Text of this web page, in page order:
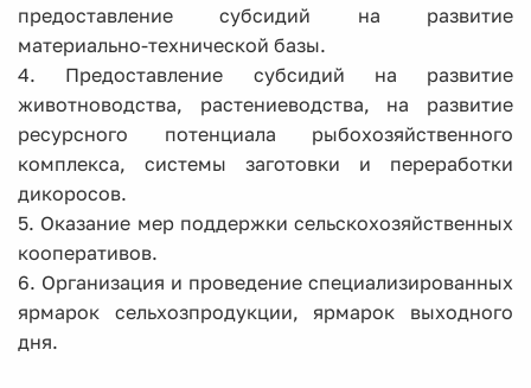
предоставление субсидий на развитие
материально-технической базы.
4. Предоставление субсидий на развитие
животноводства, растениеводства, на развитие
ресурсного потенциала рыбохозяйственного
комплекса, системы заготовки и переработки
дикоросов.
5. Оказание мер поддержки сельскохозяйственных
кооперативов.
6. Организация и проведение специализированных
ярмарок сельхозпродукции, ярмарок выходного
дня.